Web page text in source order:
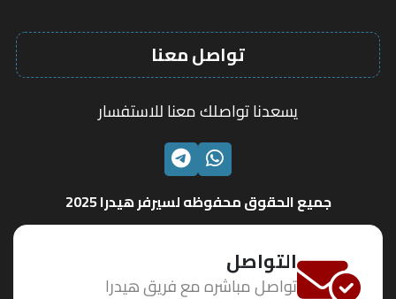
تواصل معنا
يسعدنا تواصلك معنا للاستفسار
الواتسابتليجرام
جميع الحقوق محفوظه لسيرفر هيدرا 2025
التواصل
تواصل مباشره مع فريق هيدرا